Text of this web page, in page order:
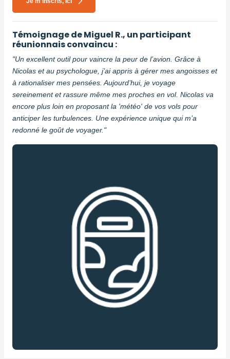
Témoignage de Miguel R., un participant
réunionnais convaincu :
"Un excellent outil pour vaincre la peur de l’avion. Grâce à
Nicolas et au psychologue, j’ai appris à gérer mes angoisses et
à rationaliser mes pensées. Aujourd’hui, je voyage
sereinement et rassure même mes proches en vol. Nicolas va
encore plus loin en proposant la 'météo' de vos vols pour
anticiper les turbulences. Une expérience unique qui m’a
redonné le goût de voyager."